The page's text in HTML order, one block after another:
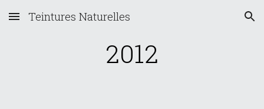
Skip to main content Skip to navigation
Teintures Naturelles
2012